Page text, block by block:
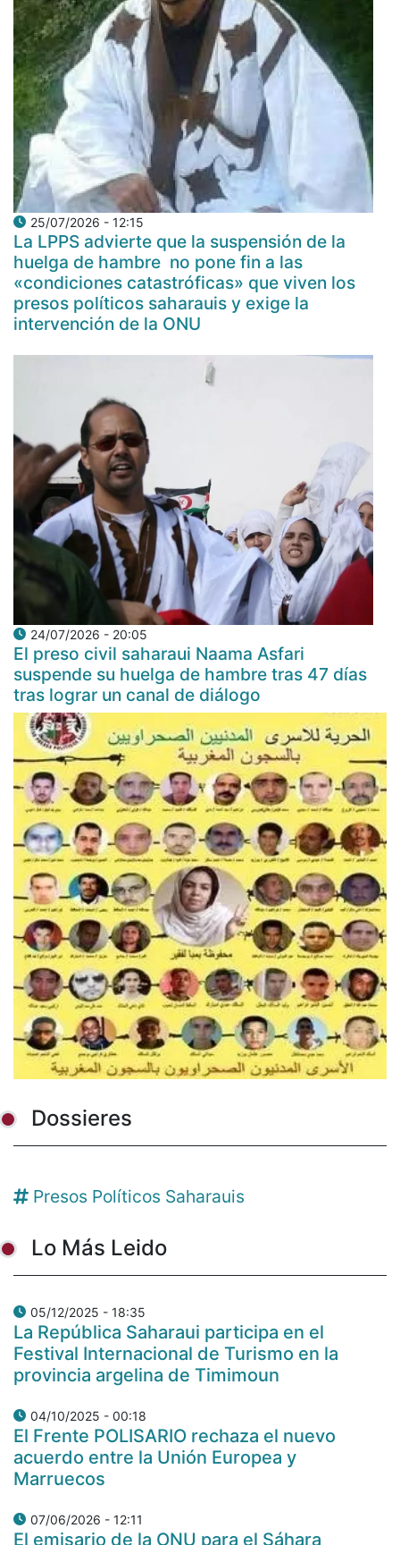
25/07/2026 - 12:15
La LPPS advierte que la suspensión de la
huelga de hambre no pone fin a las
«condiciones catastróficas» que viven los
presos políticos saharauis y exige la
intervención de la ONU
24/07/2026 - 20:05
El preso civil saharaui Naama Asfari
suspende su huelga de hambre tras 47 días
tras lograr un canal de diálogo
Dossieres
Presos Políticos Saharauis
Lo Más Leido
05/12/2025 - 18:35
La República Saharaui participa en el
Festival Internacional de Turismo en la
provincia argelina de Timimoun
04/10/2025 - 00:18
El Frente POLISARIO rechaza el nuevo
acuerdo entre la Unión Europea y
Marruecos
07/06/2026 - 12:11
El emisario de la ONU para el Sáhara